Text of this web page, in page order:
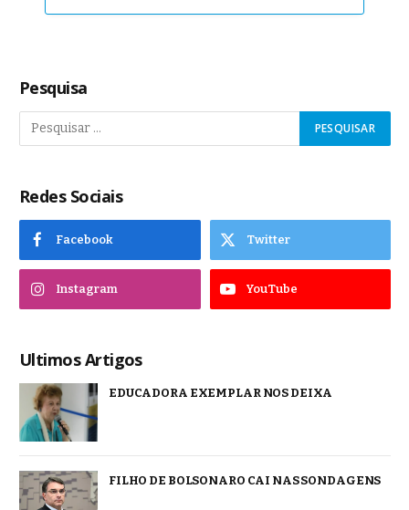
Pesquisa
Redes Sociais
Facebook Twitter
Instagram YouTube
Ultimos Artigos
EDUCADORA EXEMPLAR NOS DEIXA
FILHO DE BOLSONARO CAI NAS SONDAGENS